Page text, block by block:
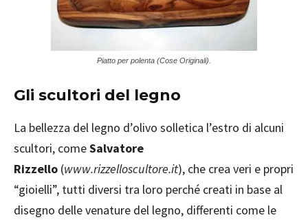
Piatto per polenta (Cose Originali).
Gli scultori del legno
La bellezza del legno d’olivo solletica l’estro di alcuni
scultori, comeSalvatore
Rizzello (www.rizzelloscultore.it), che crea veri e propri
“gioielli”, tutti diversi tra loro perché creati in base al
disegno delle venature del legno, differenti come le